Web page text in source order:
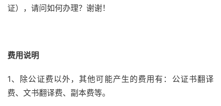
证），请问如何办理？谢谢！
费用说明
1、除公证费以外，其他可能产生的费用有：公证书翻译
费、文书翻译费、副本费等。